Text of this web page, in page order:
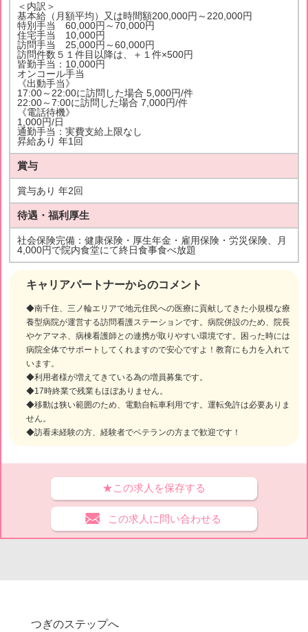
キャリアパートナーからのコメント
◆南千住、三ノ輪エリアで地元住民への医療に貢献してきた小規模な療
養型病院が運営する訪問看護ステーションです。病院併設のため、院長
やケアマネ、病棟看護師との連携が取りやすい環境です。困った時には
病院全体でサポートしてくれますので安心ですよ！教育にも力を入れて
います。
◆利用者様が増えてきている為の増員募集です。
◆17時終業で残業もほぼありません。
◆移動は狭い範囲のため、電動自転車利用です。運転免許は必要ありま
せん。
◆訪看未経験の方、経験者でベテランの方まで歓迎です！
＜内訳＞
基本給（月額平均）又は時間額200,000円～220,000円
特別手当 60,000円～70,000円
住宅手当 10,000円
訪問手当 25,000円～60,000円
訪問件数５１件目以降は、＋１件×500円
皆勤手当：10,000円
オンコール手当
《出動手当》
17:00～22:00に訪問した場合 5,000円/件
22:00～7:00に訪問した場合 7,000円/件
《電話待機》
1,000円/日
通勤手当：実費支給上限なし
昇給あり 年1回
賞与
賞与あり 年2回
待遇・福利厚生
社会保険完備：健康保険・厚生年金・雇用保険・労災保険、月
4,000円で院内食堂にて終日食事食べ放題
★この求人を保存する
この求人に問い合わせる
つぎのステップへ